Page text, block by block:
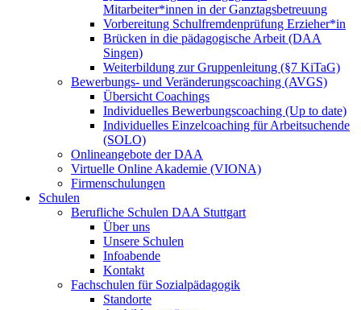
Mitarbeiter*innen in der Ganztagsbetreuung
Vorbereitung Schulfremdenprüfung Erzieher*in
Brücken in die pädagogische Arbeit (DAA
Singen)
Weiterbildung zur Gruppenleitung (§7 KiTaG)
Bewerbungs- und Veränderungscoaching (AVGS)
Übersicht Coachings
Individuelles Bewerbungscoaching (Up to date)
Individuelles Einzelcoaching für Arbeitsuchende
(SOLO)
Onlineangebote der DAA
Virtuelle Online Akademie (VIONA)
Firmenschulungen
Schulen
Berufliche Schulen DAA Stuttgart
Über uns
Unsere Schulen
Infoabende
Kontakt
Fachschulen für Sozialpädagogik
Standorte